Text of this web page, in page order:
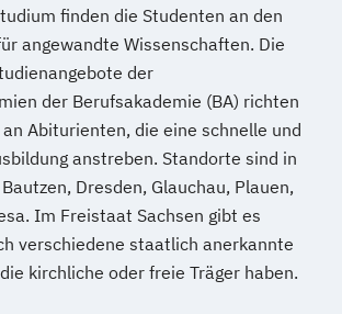
finden die Studenten an den
angewandte Wissenschaften. Die
der
der Berufsakademie (BA) richten
Abiturienten, die eine schnelle und
anstreben. Standorte sind in
Dresden, Glauchau, Plauen,
Im Freistaat Sachsen gibt es
verschiedene staatlich anerkannte
kirchliche oder freie Träger haben.